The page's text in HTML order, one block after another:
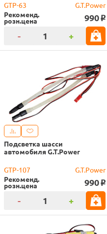
GTP-63
G.T.Power
Рекоменд.
розн.цена 990 o
- +
Подсветка шасси
автомобиля G.T.Power
GTP-107
G.T.Power
Рекоменд.
розн.цена 990 o
- +